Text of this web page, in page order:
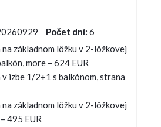
Počet dní: 6
základnom lôžku v 2-lôžkovej
more – 624 EUR
izbe 1/2+1 s balkónom, strana
základnom lôžku v 2-lôžkovej
495 EUR